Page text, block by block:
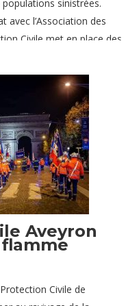
sinistrées.
avec l’Association des
Civile met en place des
concitoyens dans
d’ampleur
les 220 km/h, le cyclone
depuis 1934. De ce
Aveyron
Civile de